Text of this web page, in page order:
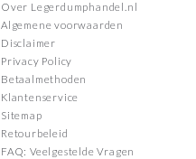
Over Legerdumphandel.nl
Algemene voorwaarden
Disclaimer
Privacy Policy
Betaalmethoden
Klantenservice
Sitemap
Retourbeleid
FAQ: Veelgestelde Vragen